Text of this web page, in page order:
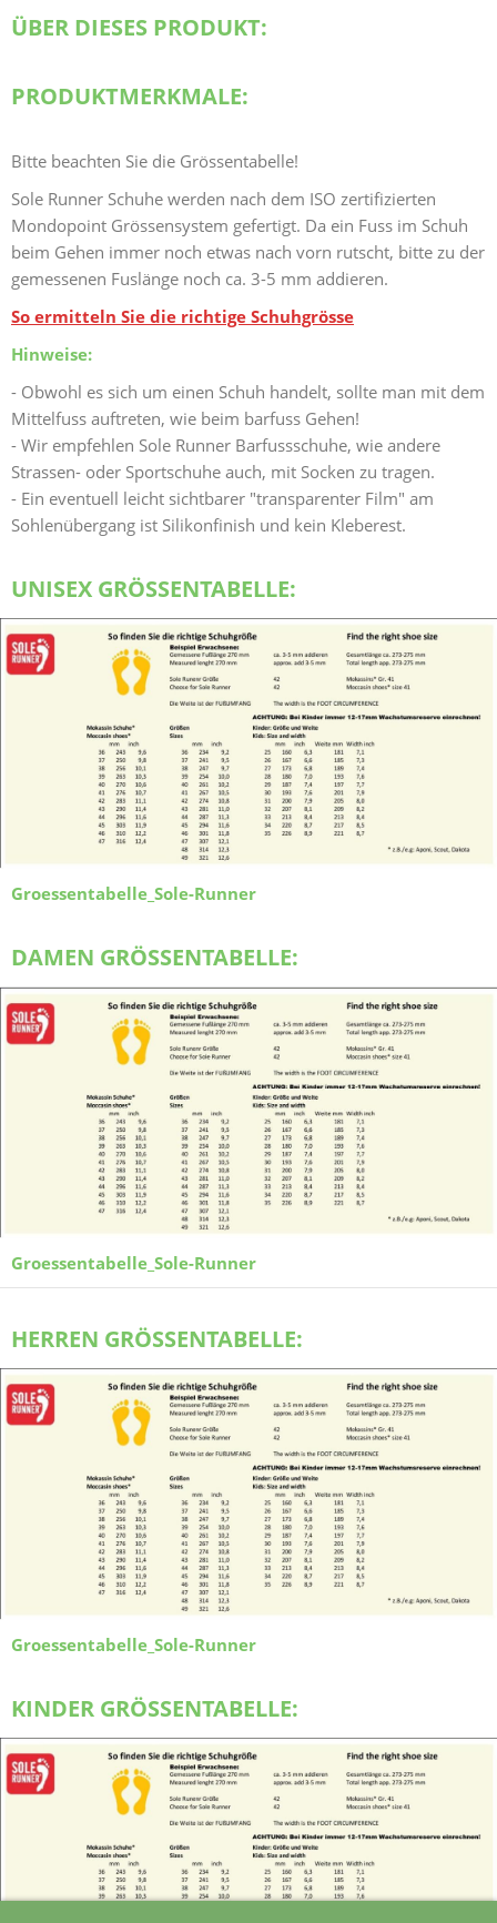
ÜBER DIESES PRODUKT:
PRODUKTMERKMALE:
Bitte beachten Sie die Grössentabelle!
Sole Runner Schuhe werden nach dem ISO zertifizierten
Mondopoint Grössensystem gefertigt. Da ein Fuss im Schuh
beim Gehen immer noch etwas nach vorn rutscht, bitte zu der
gemessenen Fuslänge noch ca. 3-5 mm addieren.
So ermitteln Sie die richtige Schuhgrösse
Hinweise:
- Obwohl es sich um einen Schuh handelt, sollte man mit dem
Mittelfuss auftreten, wie beim barfuss Gehen!
- Wir empfehlen Sole Runner Barfussschuhe, wie andere
Strassen- oder Sportschuhe auch, mit Socken zu tragen.
- Ein eventuell leicht sichtbarer "transparenter Film" am
Sohlenübergang ist Silikonfinish und kein Kleberest.
UNISEX GRÖSSENTABELLE:
Groessentabelle_Sole-Runner
DAMEN GRÖSSENTABELLE:
Groessentabelle_Sole-Runner
HERREN GRÖSSENTABELLE:
Groessentabelle_Sole-Runner
KINDER GRÖSSENTABELLE: